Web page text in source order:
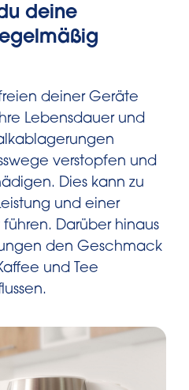
deine
deiner Geräte
Lebensdauer und
verstopfen und
Dies kann zu
und einer
Darüber hinaus
den Geschmack
und Tee